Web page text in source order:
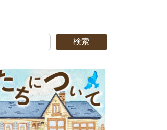
検索